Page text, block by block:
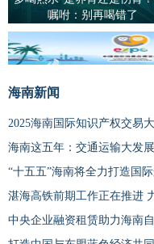
嘱咐：别再喝错了
海南新闻
2025海南国际知识产权交易
海南这五年：交通运输大发
“十五五”海南将全力打造国
湛海高铁前期工作正在推进
中央企业融资租赁助力海南